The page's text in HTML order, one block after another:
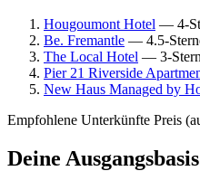
Hougoumont Hotel — 4-
Be. Fremantle — 4.5-
The Local Hotel — 3-
Pier 21 Riverside
New Haus Managed by
Empfohlene Unterkünfte Preis
Deine